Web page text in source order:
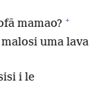
mamao? +
uma lava
i le